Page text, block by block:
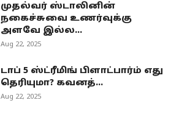
முதல்வர் ஸ்டாலினின்
நகைச்சுவை உணர்வுக்கு
அளவே இல்ல...
Aug 22, 2025
டாப் 5 ஸ்ட்ரீமிங் பிளாட்பார்ம் எது
தெரியுமா? கவனத்...
Aug 22, 2025